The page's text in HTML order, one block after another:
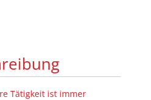
Tätigkeit ist immer